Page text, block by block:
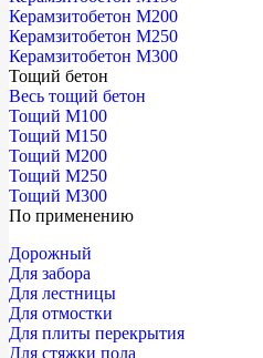
Керамзитобетон М200
Керамзитобетон М250
Керамзитобетон М300
Тощий бетон
Весь тощий бетон
Тощий М100
Тощий М150
Тощий М200
Тощий М250
Тощий М300
По применению
Дорожный
Для забора
Для лестницы
Для отмостки
Для плиты перекрытия
Для стяжки пола